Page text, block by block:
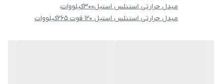
70000 کیلوکالری مناسب برای استخر های سرپوشیده تا 80 متر مکعب و
مبدل حرارتی استنلس استیل300کیلووات
،
مبدل حرارتی استنلس استیل 120 فوت 265کیلووات